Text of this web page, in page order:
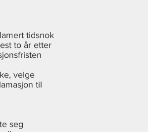
tidsnok
to år etter
velge
til
seg